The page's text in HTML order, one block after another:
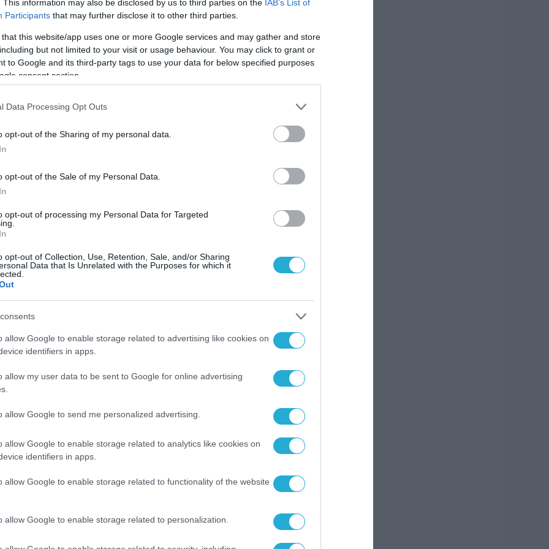
This information may also be disclosed by us to third parties on the IAB’s List of
Participants that may further disclose it to other third parties.
that this website/app uses one or more Google services and may gather and store
but not limited to your visit or usage behaviour. You may click to grant or
to Google and its third-party tags to use your data for below specified purposes
consent section.
Data Processing Opt Outs
opt-out of the Sharing of my personal data.
opt-out of the Sale of my Personal Data.
opt-out of processing my Personal Data for Targeted
opt-out of Collection, Use, Retention, Sale, and/or Sharing
Data that Is Unrelated with the Purposes for which it
allow Google to enable storage related to advertising like cookies on
identifiers in apps.
allow my user data to be sent to Google for online advertising
allow Google to send me personalized advertising.
allow Google to enable storage related to analytics like cookies on
identifiers in apps.
allow Google to enable storage related to functionality of the website
allow Google to enable storage related to personalization.
βοηθών (Agentic commerce)
και επιλέχθηκαν οι πλέον καινοτόμες
ανάγκες της αγοράς και να συμβάλλουν
μέλλοντος των χρηματοοικονομικών υπηρεσιών.
Ελλάδα, Κύπρο, Μάλτα και Ισραήλ, δήλωσε:
στην εξέλιξη των πληρωμών. Στον όγδοο κύκλο του
πρώτη φορά επτά δυναμικές fintech, οι οποίες
τον χρηματοοικονομικό κλάδο.
πλήρως την καθοδήγηση των μεντόρων και τις
Visa και ανυπομονούμε να δούμε πώς αυτές οι
του μέλλοντος των χρηματοοικονομικών
δήλωσε:
το Visa Innovation Program Europe, καταγράφουμε
μετάβαση προς μια νέα εποχή έξυπνων και
ενθαρρυντική είναι η δυναμική του ταλέντου που
– οικοσυστήματα που έχουν ωριμάσει ταχύτατα και
τεχνητής νοημοσύνης. Το επίπεδο καινοτομίας στον
ποτέ, με νεοφυείς επιχειρήσεις να αναπτύσσουν
όπως οι πληρωμές, η τεχνητή νοημοσύνη, το
οι ψηφιακές υποδομές. Συνδέοντας αυτή την
τη μετάβαση από τις παραδοσιακές
πληρωμών σε όλη την Ευρώπη. Είμαστε
δημιουργών, συμβάλλοντας στη διασύνδεση τους και